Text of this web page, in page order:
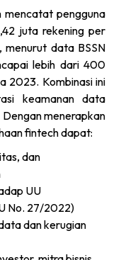
pengguna
juta rekening per
data BSSN
lebih dari 400
2023. Kombinasi ini
keamanan data
menerapkan
fintech dapat:
dan
UU
No. 27/2022)
dan kerugian